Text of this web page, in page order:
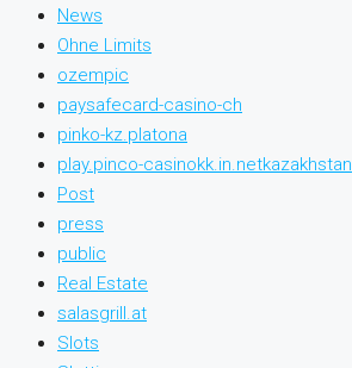
News
Ohne Limits
ozempic
paysafecard-casino-ch
pinko-kz.platona
play.pinco-casinokk.in.netkazakhstan
Post
press
public
Real Estate
salasgrill.at
Slots